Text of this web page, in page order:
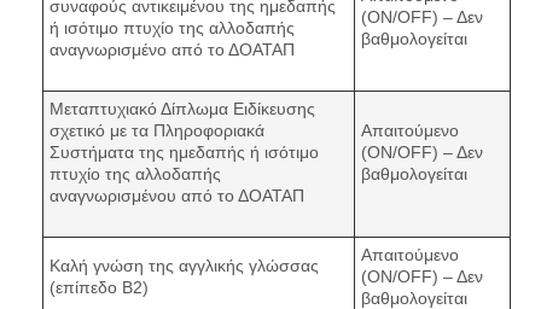
συναφούς αντικειμένου της ημεδαπής
ή ισότιμο πτυχίο της αλλοδαπής
αναγνωρισμένο από το ΔΟΑΤΑΠ
(ON/OFF) – Δεν
βαθμολογείται
Μεταπτυχιακό Δίπλωμα Ειδίκευσης
σχετικό με τα Πληροφοριακά
Συστήματα της ημεδαπής ή ισότιμο
πτυχίο της αλλοδαπής
αναγνωρισμένου από το ΔΟΑΤΑΠ
Απαιτούμενο
(ON/OFF) – Δεν
βαθμολογείται
Καλή γνώση της αγγλικής γλώσσας
(επίπεδο Β2)
Απαιτούμενο
(ON/OFF) – Δεν
βαθμολογείται